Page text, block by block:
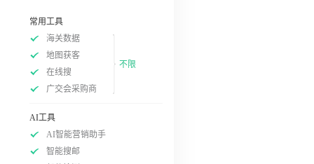
常用工具
海关数据
地图获客
在线搜
广交会采购商
不限
AI工具
AI智能营销助手
智能搜邮